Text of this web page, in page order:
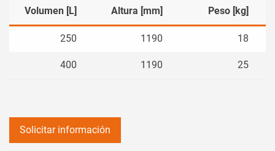
Volumen [L]
250
400
Altura [mm] Peso [kg]
1190 18
1190 25
Solicitar información